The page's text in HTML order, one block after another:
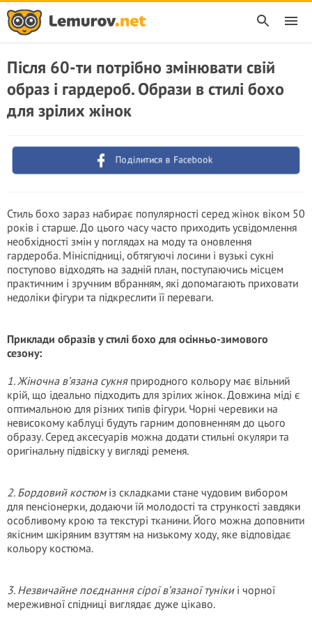
Після 60-ти потрібно змінювати свій
образ і гардероб. Образи в стилі бохо
для зрілих жінок
Поділитися в Facebook
Стиль бохо зараз набирає популярності серед жінок віком 50
років і старше. До цього часу часто приходить усвідомлення
необхідності змін у поглядах на моду та оновлення
гардероба. Мініспідниці, обтягуючі лосини і вузькі сукні
поступово відходять на задній план, поступаючись місцем
практичним і зручним вбранням, які допомагають приховати
недоліки фігури та підкреслити її переваги.
Приклади образів у стилі бохо для осінньо-зимового
сезону:
1. Жіночна в’язана сукняприродного кольору має вільний
крій, що ідеально підходить для зрілих жінок. Довжина міді є
оптимальною для різних типів фігури. Чорні черевики на
невисокому каблуці будуть гарним доповненням до цього
образу. Серед аксесуарів можна додати стильні окуляри та
оригінальну підвіску у вигляді ременя.
2. Бордовий костюміз складками стане чудовим вибором
для пенсіонерки, додаючи їй молодості та стрункості завдяки
особливому крою та текстурі тканини. Його можна доповнити
якісним шкіряним взуттям на низькому ходу, яке відповідає
кольору костюма.
3. Незвичайне поєднання сірої в’язаної тунікиі чорної
мереживної спідниці виглядає дуже цікаво.